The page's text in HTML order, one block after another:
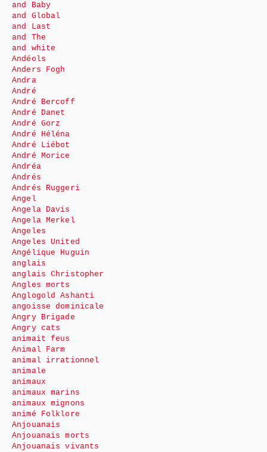
and Baby
and Global
and Last
and The
and white
Andéols
Anders Fogh
Andra
André
André Bercoff
André Danet
André Gorz
André Héléna
André Liébot
André Morice
Andréa
Andrés
Andrés Ruggeri
Angel
Angela Davis
Angela Merkel
Angeles
Angeles United
Angélique Huguin
anglais
anglais Christopher
Angles morts
Anglogold Ashanti
angoisse dominicale
Angry Brigade
Angry cats
animait feus
Animal Farm
animal irrationnel
animale
animaux
animaux marins
animaux mignons
animé Folklore
Anjouanais
Anjouanais morts
Anjouanais vivants